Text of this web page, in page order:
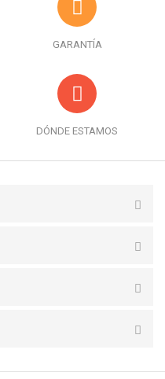
GARANTÍA
DÓNDE ESTAMOS